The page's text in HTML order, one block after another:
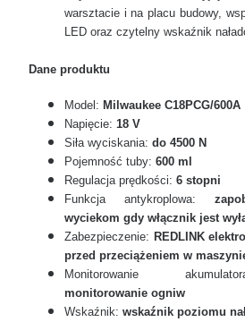
warsztacie i na placu budowy,
LED oraz czytelny wskaźnik
Dane produktu
Model: Milwaukee C18PCG/600A
Napięcie: 18 V
Siła wyciskania: do 4500 N
Pojemność tuby: 600 ml
Regulacja prędkości: 6 stopni
Funkcja antykroplowa:
wyciekom gdy włącznik jest
Zabezpieczenie: REDLINK
przed przeciążeniem w
Monitorowanie
monitorowanie ogniw
Wskaźnik: wskaźnik poziomu